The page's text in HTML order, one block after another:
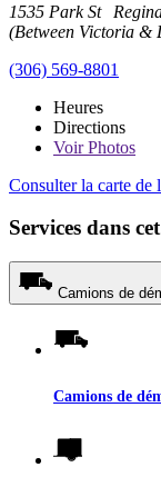
1535 Park St
(Between Victoria &
(306) 569-8801
Heures
Directions
VoirPhotos
Consulter la carte de
Services dans
Camions de
Camions de